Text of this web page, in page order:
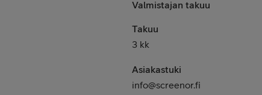
Valmistajan takuu
Takuu
3 kk
Asiakastuki
info@screenor.fi